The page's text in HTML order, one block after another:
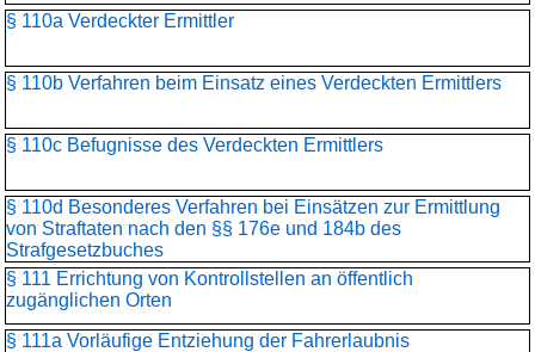
§ 110a Verdeckter Ermittler
§ 110b Verfahren beim Einsatz eines Verdeckten Ermittlers
§ 110c Befugnisse des Verdeckten Ermittlers
§ 110d Besonderes Verfahren bei Einsätzen zur Ermittlung
von Straftaten nach den §§ 176e und 184b des
Strafgesetzbuches
§ 111 Errichtung von Kontrollstellen an öffentlich
zugänglichen Orten
§ 111a Vorläufige Entziehung der Fahrerlaubnis